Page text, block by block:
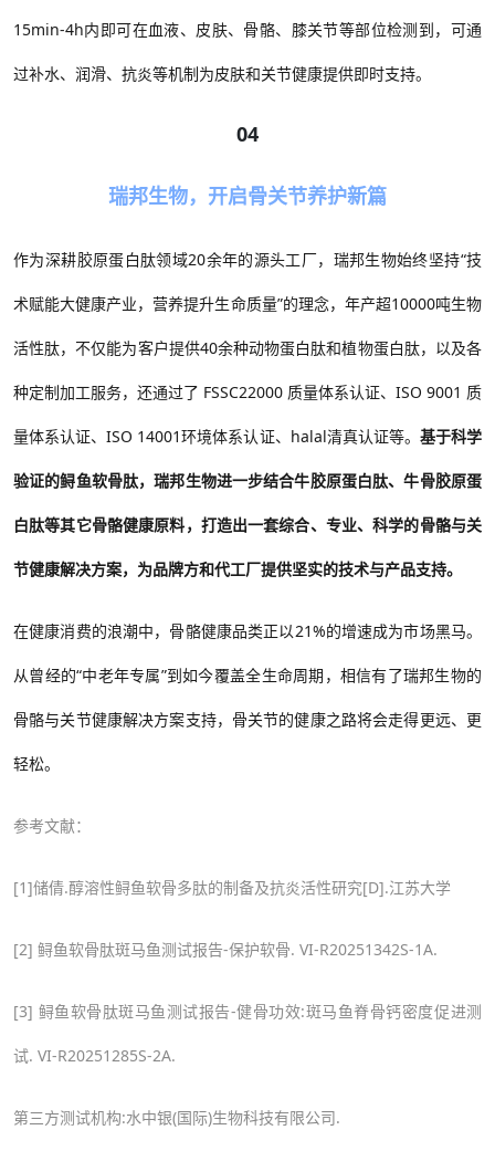
15min-4h内即可在血液、皮肤、骨骼、膝关节等部位检测到，可通
过补水、润滑、抗炎等机制为皮肤和关节健康提供即时支持。
04
瑞邦生物，开启骨关节养护新篇
作为深耕胶原蛋白肽领域20余年的源头工厂，瑞邦生物始终坚持“技
术赋能大健康产业，营养提升生命质量”的理念，年产超10000吨生物
活性肽，不仅能为客户提供40余种动物蛋白肽和植物蛋白肽，以及各
种定制加工服务，还通过了 FSSC22000 质量体系认证、 ISO 9001 质
量体系认证、ISO 14001环境体系认证、 halal清真认证等。 基于科学
验证的鲟鱼软骨肽，瑞邦生物进一步结合牛胶原蛋白肽、牛骨胶原蛋
白肽等其它骨骼健康原料，打造出一套综合、专业、科学的骨骼与关
节健康解决方案，为品牌方和代工厂提供坚实的技术与产品支持。
在健康消费的浪潮中，骨骼健康品类正以21%的增速成为市场黑马。
从曾经的“中老年专属”到如今覆盖全生命周期，相信有了瑞邦生物的
骨骼与关节健康解决方案支持，骨关节的健康之路将会走得更远、更
轻松。
参考文献：
[1]储倩.醇溶性鲟鱼软骨多肽的制备及抗炎活性研究[D].江苏大学
[2] 鲟鱼软骨肽斑马鱼测试报告-保护软骨. VI-R20251342S-1A.
[3] 鲟鱼软骨肽斑马鱼测试报告-健骨功效:斑马鱼脊骨钙密度促进测
试. VI-R20251285S-2A.
第三方测试机构:水中银(国际)生物科技有限公司.